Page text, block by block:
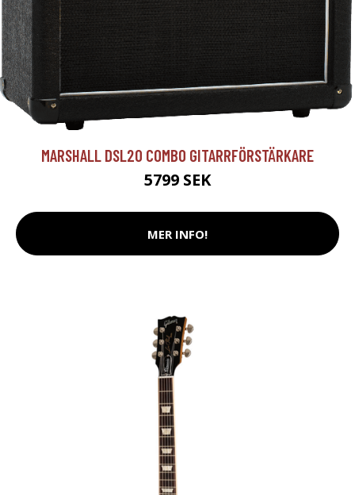
MARSHALL DSL20 COMBO GITARRFÖRSTÄRKARE
5799 SEK
MER INFO!